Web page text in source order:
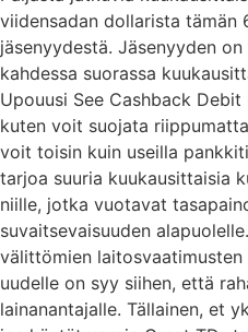
viidensadan dollarista tämän
jäsenyydestä. Jäsenyyden
kahdessa suorassa
Upouusi See Cashback
kuten voit suojata
voit toisin kuin useilla
tarjoa suuria kuukausittaisia
niille, jotka vuotavat
suvaitsevaisuuden
välittömien
uudelle on syy siihen, että
lainanantajalle. Tällainen, et